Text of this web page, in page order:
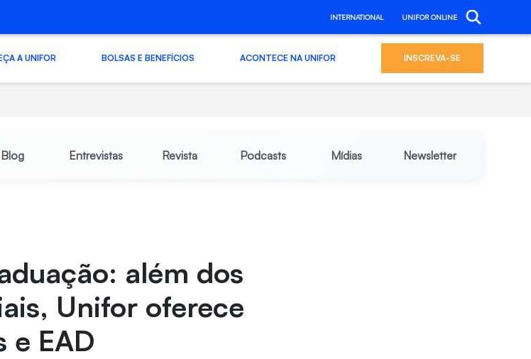
INTERNATIONAL UNIFOR ONLINE
A UNIFOR BOLSAS E BENEFÍCIOS ACONTECE NA UNIFOR INSCREVA-SE
Blog Entrevistas Revista Podcasts Mídias Newsletter
além dos
Unifor oferece
e EAD